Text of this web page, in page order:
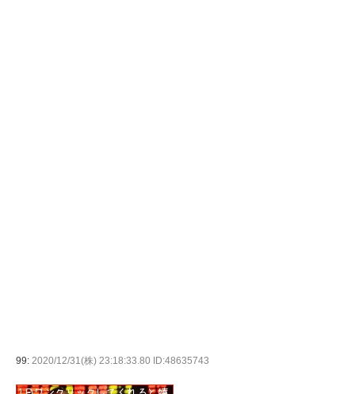
99: 2020/12/31(株) 23:18:33.80 ID:48635743